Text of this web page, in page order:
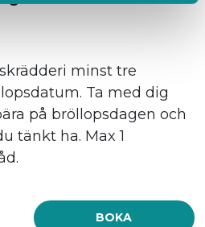
minst tre
Ta med dig
på bröllopsdagen och
tänkt ha. Max 1
BOKA